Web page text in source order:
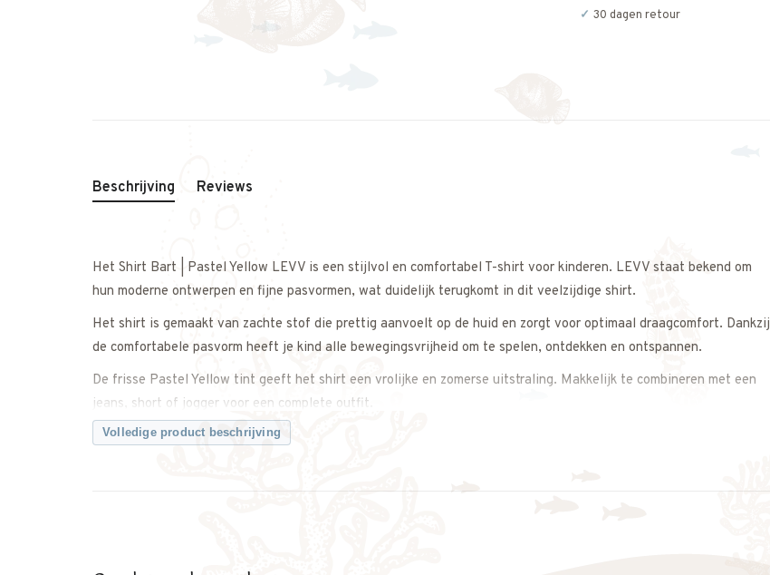
30 dagen retour
Beschrijving Reviews
Het Shirt Bart | Pastel Yellow LEVV is een stijlvol en comfortabel T-shirt voor kinderen. LEVV staat bekend om
hun moderne ontwerpen en fijne pasvormen, wat duidelijk terugkomt in dit veelzijdige shirt.
Het shirt is gemaakt van zachte stof die prettig aanvoelt op de huid en zorgt voor optimaal draagcomfort. Dankzij
de comfortabele pasvorm heeft je kind alle bewegingsvrijheid om te spelen, ontdekken en ontspannen.
De frisse Pastel Yellow tint geeft het shirt een vrolijke en zomerse uitstraling. Makkelijk te combineren met een
jeans, short of jogger voor een complete outfit.
Een fijne basic die comfort en stijl moeiteloos samenbrengt.
weet dat je de juiste maat bestelt.
Volledige product beschrijving